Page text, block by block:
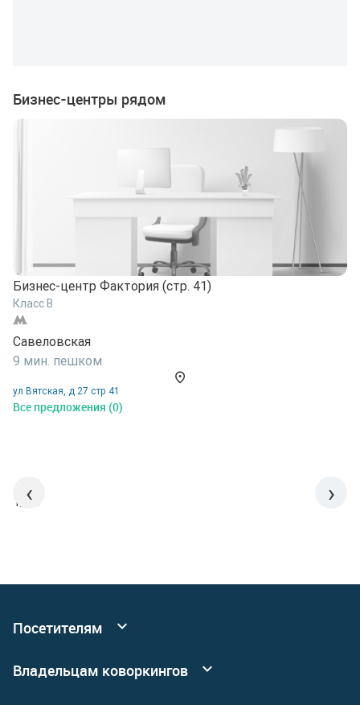
Бизнес-центры рядом
Бизнес-центр Фактория (стр. 41)
Класс B
Савеловская
9 мин. пешком
ул Вятская, д 27 стр 41
Все предложения (0)
‹ ›
1/15
Посетителям
События
Владельцам коворкингов